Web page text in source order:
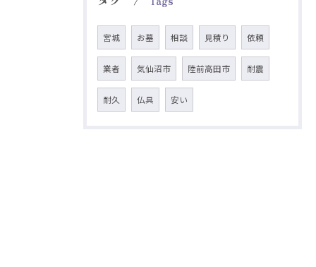
宮城 お墓 相談 見積り 依頼
業者 気仙沼市 陸前高田市 耐震
耐久 仏具 安い